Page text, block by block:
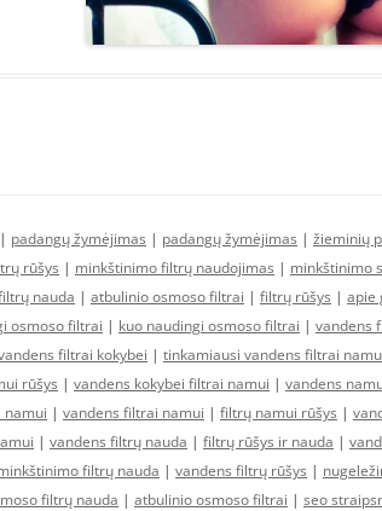
| padangų žymėjimas | padangų žymėjimas | žieminių
rūšys | minkštinimo filtrų naudojimas | minkštinimo
nauda | atbulinio osmoso filtrai | filtrų rūšys | apie
osmoso filtrai | kuo naudingi osmoso filtrai | vandens
filtrai kokybei | tinkamiausi vandens filtrai
rūšys | vandens kokybei filtrai namui | vandens
namui | vandens filtrai namui | filtrų namui rūšys |
| vandens filtrų nauda | filtrų rūšys ir nauda |
filtrų nauda | vandens filtrų rūšys |
filtrų nauda | atbulinio osmoso filtrai | seo